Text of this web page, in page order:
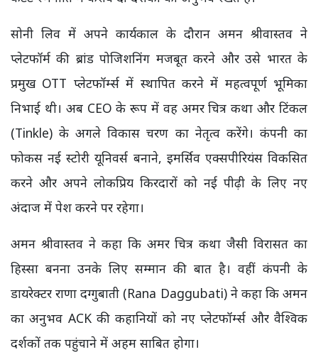
सोनी लिव में अपने कार्यकाल के दौरान अमन श्रीवास्तव ने
प्लेटफॉर्म की ब्रांड पोजिशनिंग मजबूत करने और उसे भारत के
प्रमुख OTT प्लेटफॉर्म्स में स्थापित करने में महत्वपूर्ण भूमिका
निभाई थी। अब CEO के रूप में वह अमर चित्र कथा और टिंकल
(Tinkle) के अगले विकास चरण का नेतृत्व करेंगे। कंपनी का
फोकस नई स्टोरी यूनिवर्स बनाने, इमर्सिव एक्सपीरियंस विकसित
करने और अपने लोकप्रिय किरदारों को नई पीढ़ी के लिए नए
अंदाज में पेश करने पर रहेगा।
अमन श्रीवास्तव ने कहा कि अमर चित्र कथा जैसी विरासत का
हिस्सा बनना उनके लिए सम्मान की बात है। वहीं कंपनी के
डायरेक्टर राणा दग्गुबाती (Rana Daggubati) ने कहा कि अमन
का अनुभव ACK की कहानियों को नए प्लेटफॉर्म्स और वैश्विक
दर्शकों तक पहुंचाने में अहम साबित होगा।